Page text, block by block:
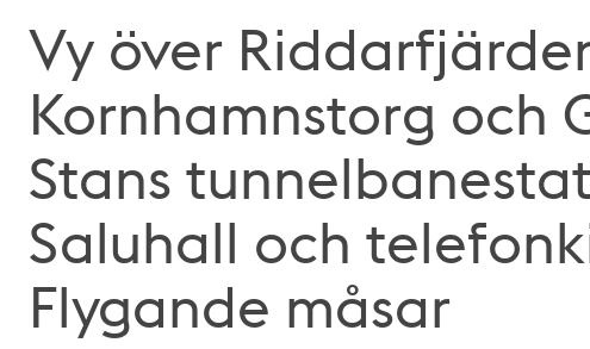
Vy över
Kornhamnstorg och
Stans
Saluhall och
Flygande måsar